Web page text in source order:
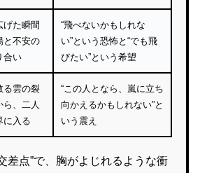
げた瞬間
と不安の
合い
“飛べないかもしれな
い”という恐怖と“でも飛
びたい”という希望
る雲の裂
ら、二人
に入る
“この人となら、嵐に立ち
向かえるかもしれない”と
いう震え
差点”で、胸がよじれるような衝